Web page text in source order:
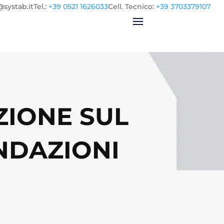
Cell. Tecnico: +39 3703379107
Tel.: +39 0521 1626033
SUL